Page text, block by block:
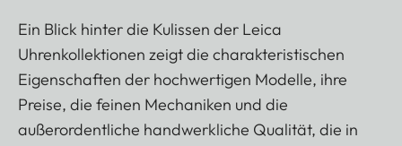
Ein Blick hinter die Kulissen der Leica
Uhrenkollektionen zeigt die charakteristischen
Eigenschaften der hochwertigen Modelle, ihre
Preise, die feinen Mechaniken und die
außerordentliche handwerkliche Qualität, die in